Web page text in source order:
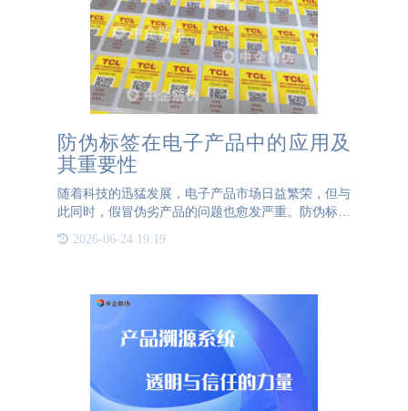
防伪标签在电子产品中的应用及
其重要性
随着科技的迅猛发展，电子产品市场日益繁荣，但与
此同时，假冒伪劣产品的问题也愈发严重。防伪标签
具。本文旨在探讨防伪标签在电子产品中的意义和重
2026-06-24 19:19